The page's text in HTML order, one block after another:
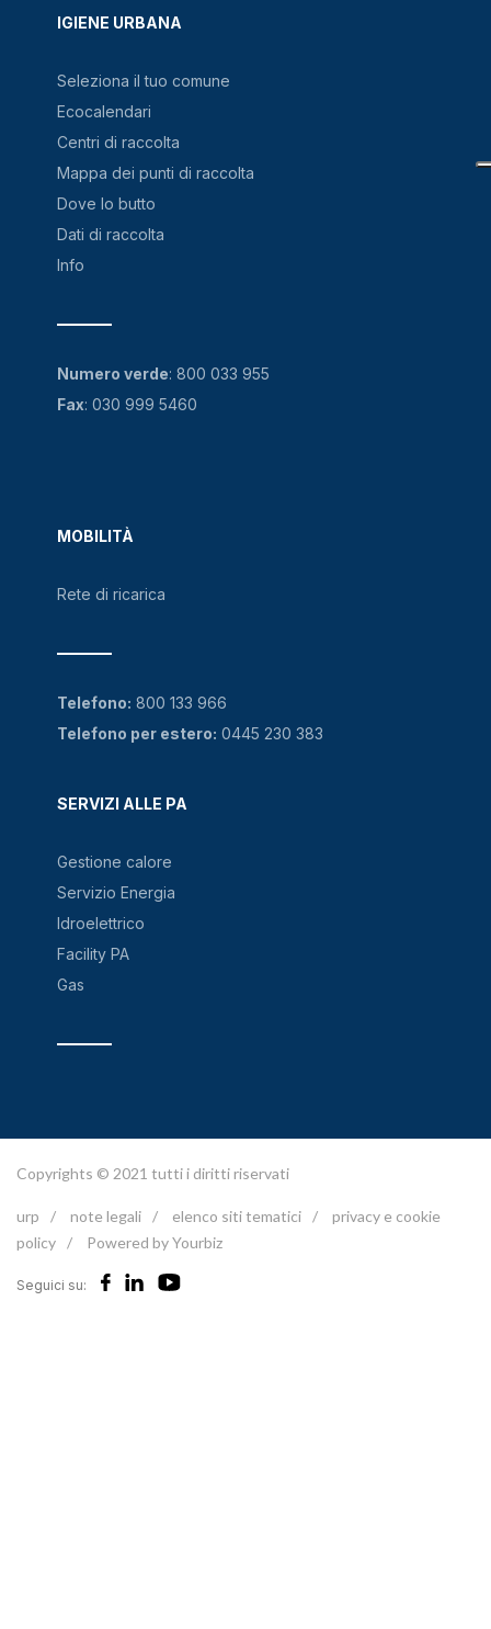
IGIENE URBANA
Seleziona il tuo comune
Ecocalendari
Centri di raccolta
Mappa dei punti di raccolta
Dove lo butto
Dati di raccolta
Info
MOBILITÀ
Rete di ricarica
SERVIZI ALLE PA
Gestione calore
Servizio Energia
Idroelettrico
Facility PA
Gas
Numero verde: 800 033 955
Fax: 030 999 5460
Telefono: 800 133 966
Telefono per estero: 0445 230 383
Copyrights © 2021 tutti i diritti riservati
urp / note legali / elenco siti tematici /
privacy e cookie
policy / Powered by Yourbiz
Seguici su: